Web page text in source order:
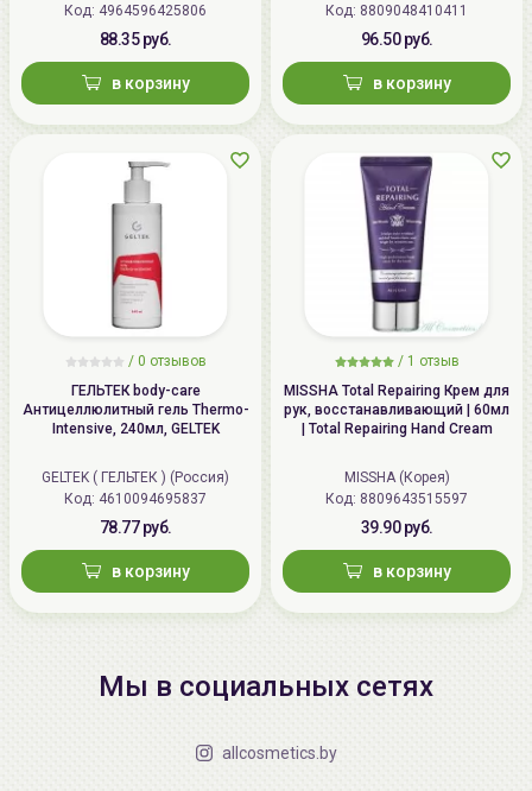
Код: 4964596425806
88.35 руб.
в корзину
Код: 8809048410411
96.50 руб.
в корзину
/ 0 отзывов
ГЕЛЬТЕК body-care
Антицеллюлитный гель Thermo-
Intensive, 240мл, GELTEK
GELTEK ( ГЕЛЬТЕК ) (Россия)
Код: 4610094695837
78.77 руб.
в корзину
/ 1 отзыв
MISSHA Total Repairing Крем для
рук, восстанавливающий | 60мл
| Total Repairing Hand Cream
MISSHA (Корея)
Код: 8809643515597
39.90 руб.
в корзину
Мы в социальных сетях
allcosmetics.by